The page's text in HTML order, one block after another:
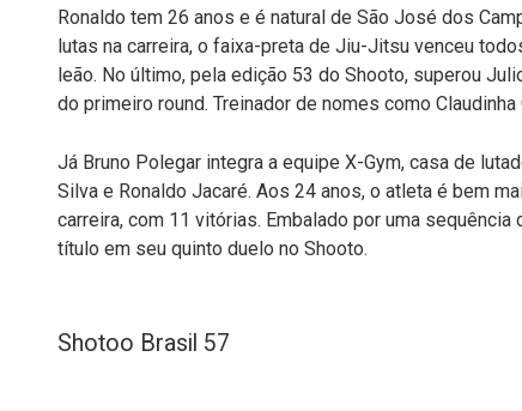
Ronaldo tem 26 anos e é natural de São José dos
lutas na carreira, o faixa-preta de Jiu-Jitsu venceu
leão. No último, pela edição 53 do Shooto, superou
do primeiro round. Treinador de nomes como
Já Bruno Polegar integra a equipe X-Gym, casa de
Silva e Ronaldo Jacaré. Aos 24 anos, o atleta é bem
carreira, com 11 vitórias. Embalado por uma
título em seu quinto duelo no Shooto.
Shotoo Brasil 57